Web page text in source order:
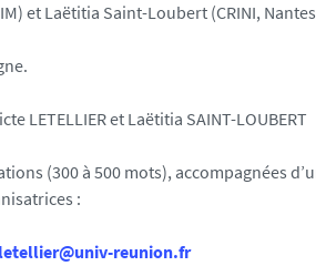
et Laëtitia Saint-Loubert (CRINI,
LETELLIER et Laëtitia SAINT-LOUBERT
(300 à 500 mots), accompagnées
:
reunion.fr